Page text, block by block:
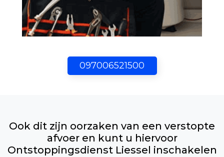
097006521500
Ook dit zijn oorzaken van een verstopte
afvoer en kunt u hiervoor
Ontstoppingsdienst Liessel inschakelen